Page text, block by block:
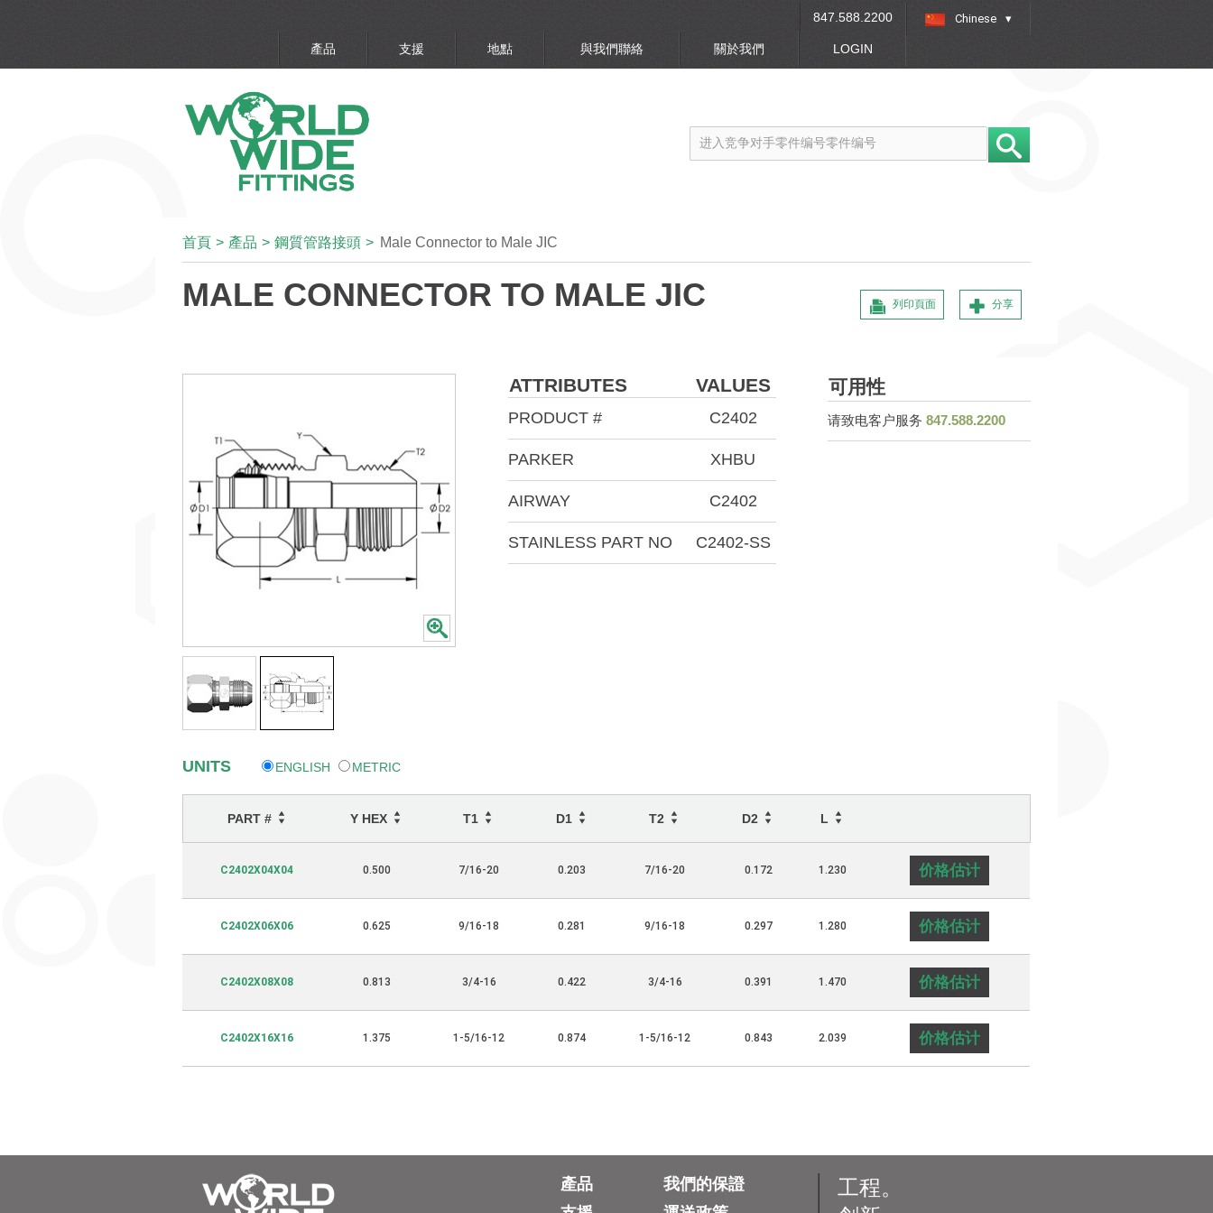
Chinese
847.588.2200
產品 支援 地點 與我們聯絡 關於我們 LOGIN
首頁 > 產品 > 鋼質管路接頭 > Male Connector to Male JIC
MALE CONNECTOR TO MALE JIC 分享
列印頁面
ATTRIBUTES VALUES
PRODUCT # C2402
PARKER XHBU
AIRWAY C2402
STAINLESS PART NO C2402-SS
可用性
请致电客户服务 847.588.2200
UNITS ENGLISH METRIC
PART # Y HEX T1 D1 T2 D2 L
C2402X04X04 0.500 7/16-20 0.203 7/16-20 0.172 1.230 价格估计
C2402X06X06 0.625 9/16-18 0.281 9/16-18 0.297 1.280 价格估计
C2402X08X08 0.813 3/4-16 0.422 3/4-16 0.391 1.470 价格估计
C2402X16X16 1.375 1-5/16-12 0.874 1-5/16-12 0.843 2.039 价格估计
產品
我們的保證
工程。